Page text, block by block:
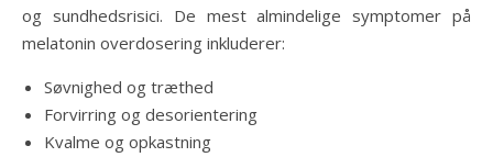
og sundhedsrisici. De mest almindelige symptomer på
melatonin overdosering inkluderer:
Søvnighed og træthed
Forvirring og desorientering
Kvalme og opkastning